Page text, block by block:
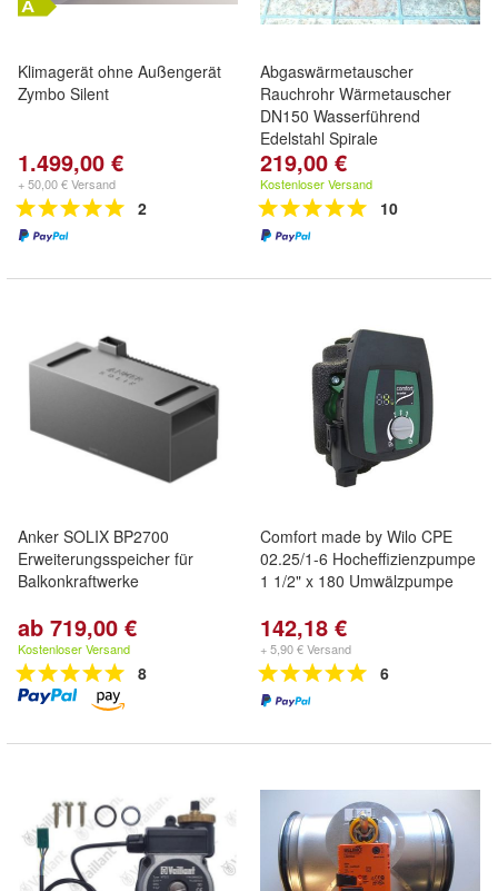
Klimagerät ohne Außengerät
Zymbo Silent
1.499,00 €
+ 50,00 € Versand
2
Abgaswärmetauscher
Rauchrohr Wärmetauscher
DN150 Wasserführend
Edelstahl Spirale
219,00 €
Kostenloser Versand
10
Anker SOLIX BP2700
Erweiterungsspeicher für
Balkonkraftwerke
ab 719,00 €
Kostenloser Versand
8
Comfort made by Wilo CPE
02.25/1-6 Hocheffizienzpumpe
1 1/2" x 180 Umwälzpumpe
142,18 €
+ 5,90 € Versand
6